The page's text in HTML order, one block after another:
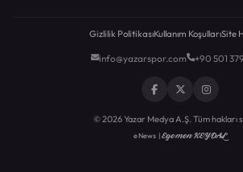
Gizlilik PolitikasıKullanım KoşullarıSite
info@yazarspor.com +90 501
© 2026 Yazar Medya A.Ş. Tüm hakları
eNews |Egemen KEYDAL